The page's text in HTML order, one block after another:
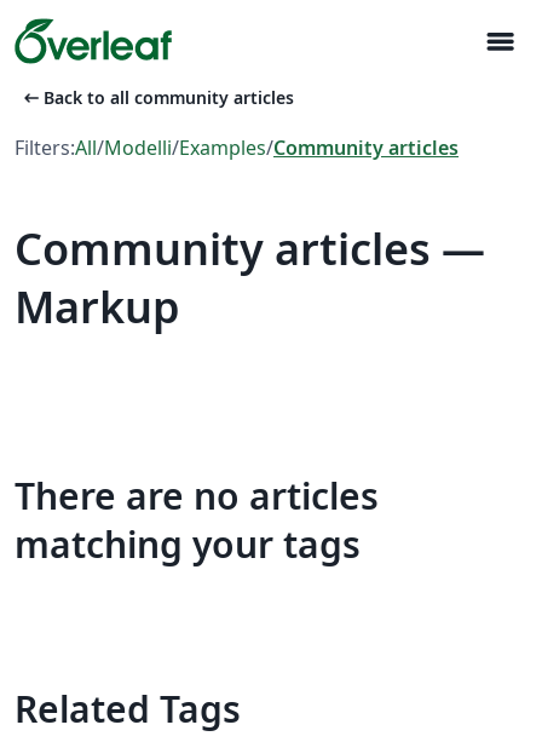
menu
arrow_left_alt Back to all community articles
Filters:All/Modelli/Examples/Community articles
Community articles —
Markup
There are no articles
matching your tags
Related Tags